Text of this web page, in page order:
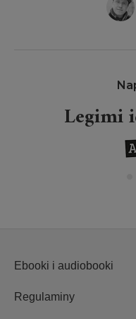
Legimi
Ebooki i audiobooki
Regulaminy